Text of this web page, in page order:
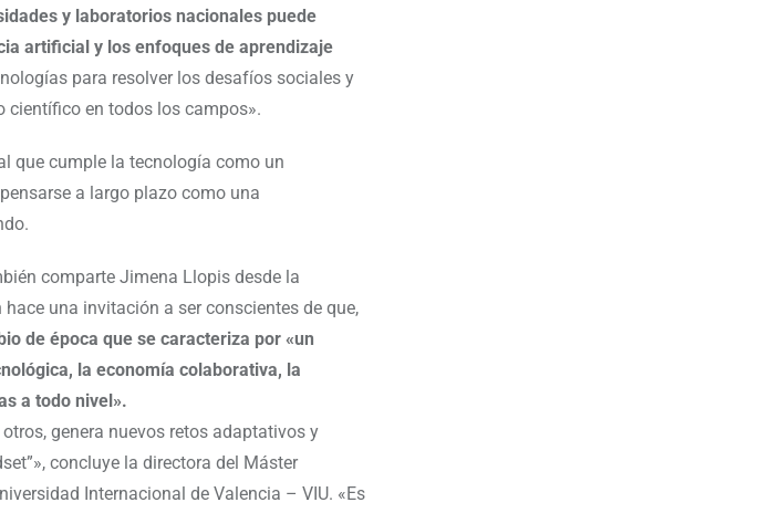
y laboratorios nacionales puede
artificial y los enfoques de aprendizaje
para resolver los desafíos sociales y
científico en todos los campos».
que cumple la tecnología como un
a largo plazo como una
comparte Jimena Llopis desde la
una invitación a ser conscientes de que,
de época que se caracteriza por «un
la economía colaborativa, la
a todo nivel».
genera nuevos retos adaptativos y
concluye la directora del Máster
Internacional de Valencia – VIU. «Es